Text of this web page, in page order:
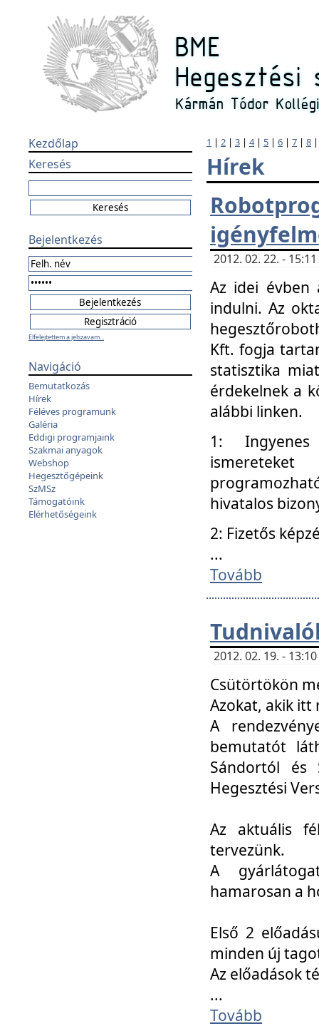
Kezdőlap
Keresés
Bejelentkezés
Elfelejtettem a jelszavam...
Navigáció
Bemutatkozás
Hírek
Féléves programunk
Galéria
Eddigi programjaink
Szakmai anyagok
Webshop
Hegesztőgépeink
SzMSz
Támogatóink
Elérhetőségeink
1 | 2 | 3 | 4| 5 | 6 | 7 | 8
Hírek
2012. 02. 22. -
Az idei évben
indulni. Az
Kft. fogja
statisztika
érdekelnek a
alábbi linken.
1: Ingyenes
hivatalos
2: Fizetős
...
Tovább
2012. 02. 19. -
Csütörtökön
Azokat, akik itt
A
bemutatót
Sándortól és
Hegesztési
Az aktuális
tervezünk.
A
hamarosan a
Első 2
minden új
Az előadások
...
Tovább